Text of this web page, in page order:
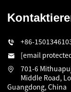
+86-
[email
701-6
Middle Road,
Guangdong, China